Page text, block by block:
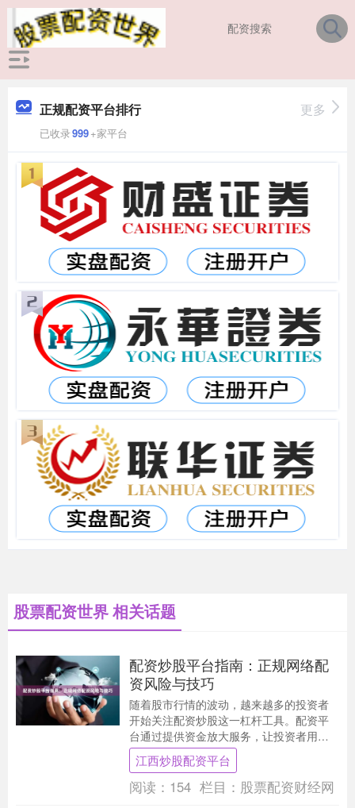
正规配资平台排行
已收录999+家平台
更多
股票配资世界 相关话题
配资炒股平台指南：正规网络配
资风险与技巧
随着股市行情的波动，越来越多的投资者
开始关注配资炒股这一杠杆工具。配资平
台通过提供资金放大服务，让投资者用较
少本金撬动更大交易额度。然而，网络配
资市场鱼龙混杂，....
江西炒股配资平台
阅读： 154 栏目： 股票配资财经网